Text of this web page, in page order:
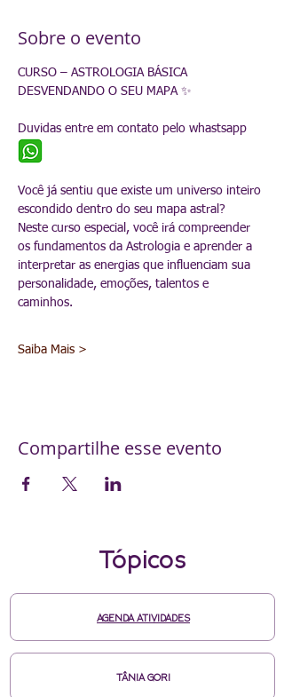
Sobre o evento
CURSO – ASTROLOGIA BÁSICA
DESVENDANDO O SEU MAPA ✨
Duvidas entre em contato pelo whastsapp
Você já sentiu que existe um universo inteiro
escondido dentro do seu mapa astral?
Neste curso especial, você irá compreender
os fundamentos da Astrologia e aprender a
interpretar as energias que influenciam sua
personalidade, emoções, talentos e
caminhos.
Saiba Mais >
Compartilhe esse evento
Tópicos
AGENDA ATIVIDADES
TÂNIA GORI